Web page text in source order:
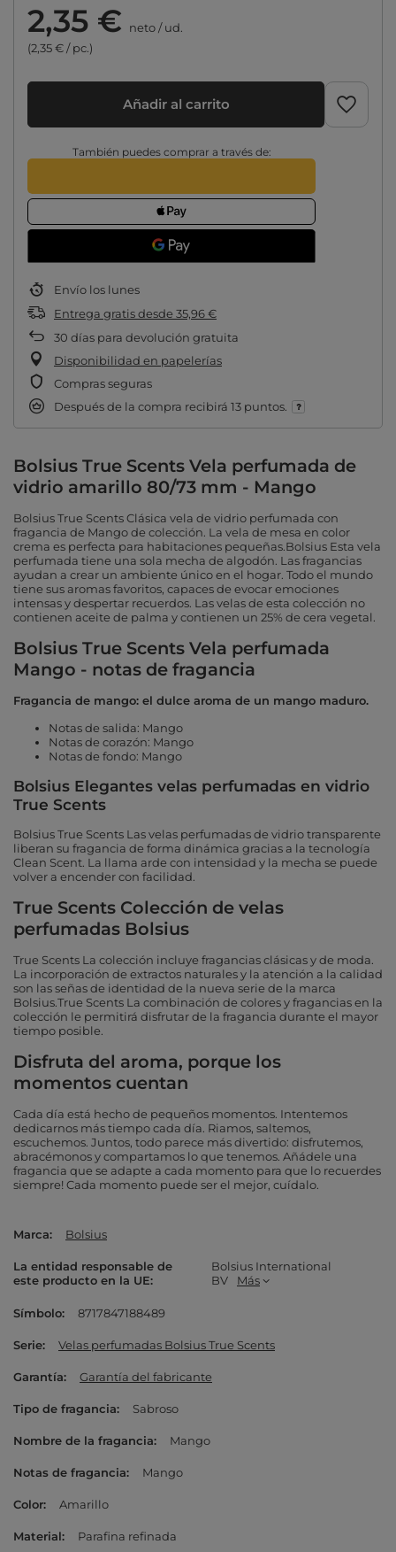
2,35 € neto/ud.
(2,35 € / pc.)
Añadir al carrito
También puedes comprar a través de:
Envío los lunes
Entrega gratisdesde 35,96 €
30 días para devolución gratuita
Disponibilidad en papelerías
Compras seguras
Después de la compra recibirá 13 puntos.
Bolsius True Scents Vela perfumada de
vidrio amarillo 80/73 mm - Mango
Bolsius True Scents Clásica vela de vidrio perfumada con
fragancia de Mango de colección. La vela de mesa en color
crema es perfecta para habitaciones pequeñas.Bolsius Esta vela
perfumada tiene una sola mecha de algodón. Las fragancias
ayudan a crear un ambiente único en el hogar. Todo el mundo
tiene sus aromas favoritos, capaces de evocar emociones
intensas y despertar recuerdos. Las velas de esta colección no
contienen aceite de palma y contienen un 25% de cera vegetal.
Bolsius True Scents Vela perfumada
Mango - notas de fragancia
Fragancia de mango: el dulce aroma de un mango maduro.
Notas de salida: Mango
Notas de corazón: Mango
Notas de fondo: Mango
Bolsius Elegantes velas perfumadas en vidrio
True Scents
Bolsius True Scents Las velas perfumadas de vidrio transparente
liberan su fragancia de forma dinámica gracias a la tecnología
Clean Scent. La llama arde con intensidad y la mecha se puede
volver a encender con facilidad.
True Scents Colección de velas
perfumadas Bolsius
True Scents La colección incluye fragancias clásicas y de moda.
La incorporación de extractos naturales y la atención a la calidad
son las señas de identidad de la nueva serie de la marca
Bolsius.True Scents La combinación de colores y fragancias en la
colección le permitirá disfrutar de la fragancia durante el mayor
tiempo posible.
Disfruta del aroma, porque los
momentos cuentan
Cada día está hecho de pequeños momentos. Intentemos
dedicarnos más tiempo cada día. Riamos, saltemos,
escuchemos. Juntos, todo parece más divertido: disfrutemos,
abracémonos y compartamos lo que tenemos. Añádele una
fragancia que se adapte a cada momento para que lo recuerdes
siempre! Cada momento puede ser el mejor, cuídalo.
Marca Bolsius
La entidad responsable de
este producto en la UE
Bolsius International
BV
Más
Símbolo 8717847188489
Serie Velas perfumadas Bolsius True Scents
Garantía Garantía del fabricante
Tipo de fragancia Sabroso
Nombre de la fragancia Mango
Notas de fragancia Mango
Color Amarillo
Material Parafina refinada